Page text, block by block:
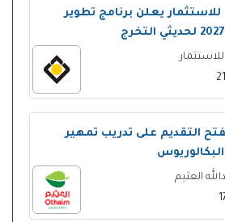
يعلن برنامج تطوير
التقديم على تدريب تمهير
العثيم